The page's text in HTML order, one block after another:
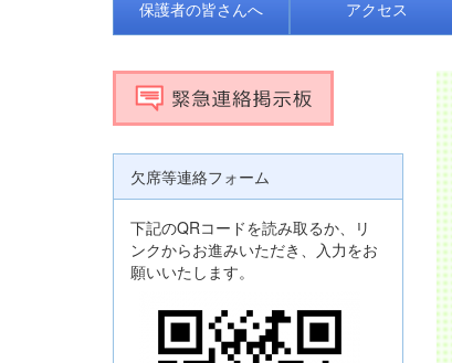
保護者の皆さんへ アクセス
欠席等連絡フォーム
下記のQRコードを読み取るか、リ
ンクからお進みいただき、入力をお
願いいたします。